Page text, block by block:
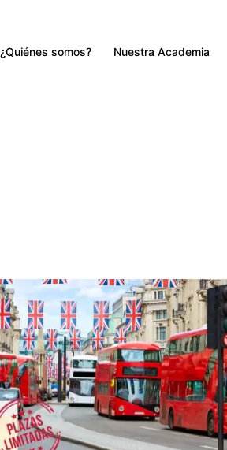
¿Quiénes somos? Nuestra Academia